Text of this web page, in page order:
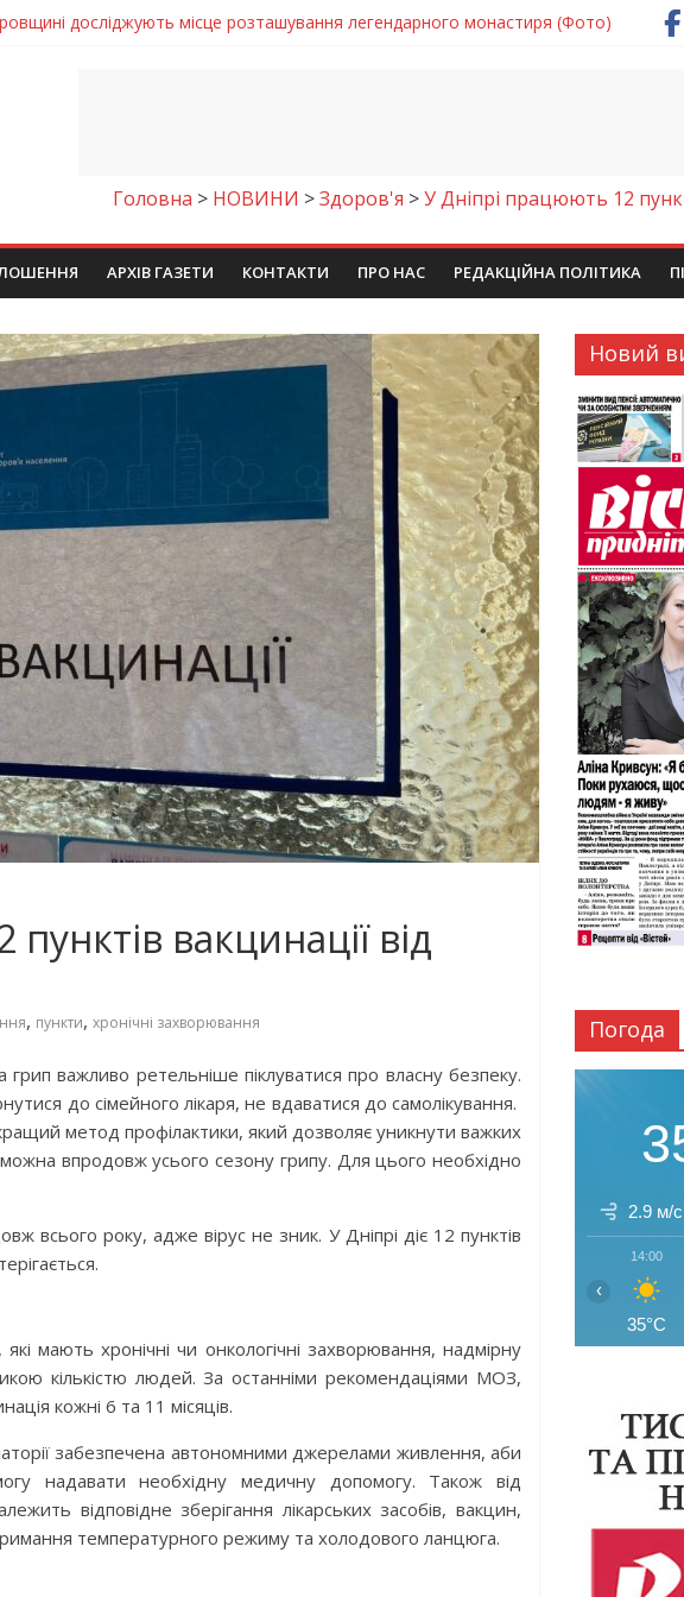
шанс на власне житло
відкрили унікальну фотовиставку
престижному всеукраїнському конкурсі
досліджують місце розташування легендарного монастиря (Фото)
Головна > НОВИНИ >Здоров'я >У Дніпрі працюють 12
АРХІВ ГАЗЕТИ КОНТАКТИ ПРО НАС РЕДАКЦІЙНА ПОЛІТИКА
вакцинації від
, пункти, хронічні захворювання
важливо ретельніше піклуватися про власну безпеку.
до сімейного лікаря, не вдаватися до самолікування.
метод профілактики, який дозволяє уникнути важких
впродовж усього сезону грипу. Для цього необхідно
всього року, адже вірус не зник. У Дніпрі діє 12 пунктів
мають хронічні чи онкологічні захворювання, надмірну
кількістю людей. За останніми рекомендаціями МОЗ,
кожні 6 та 11 місяців.
забезпечена автономними джерелами живлення, аби
надавати необхідну медичну допомогу. Також від
відповідне зберігання лікарських засобів, вакцин,
температурного режиму та холодового ланцюга.
Новий
Погода
2.9 м/с
14:00
35°C
‹